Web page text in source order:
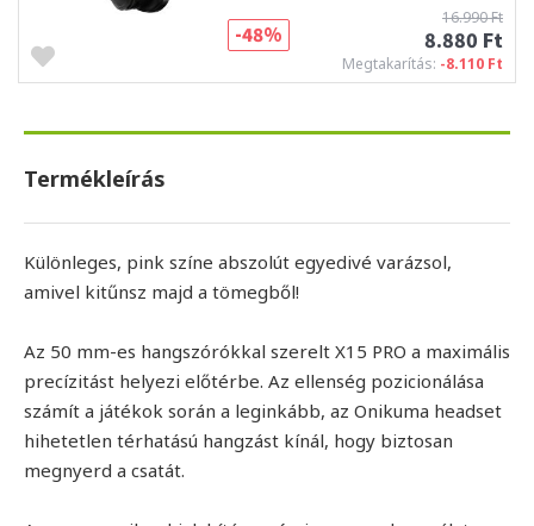
16.990 Ft
8.880 Ft
Megtakarítás: -8.110 Ft
-48%
Termékleírás
Különleges, pink színe abszolút egyedivé varázsol,
amivel kitűnsz majd a tömegből!
Az 50 mm-es hangszórókkal szerelt X15 PRO a maximális
precízitást helyezi előtérbe. Az ellenség pozicionálása
számít a játékok során a leginkább, az Onikuma headset
hihetetlen térhatású hangzást kínál, hogy biztosan
megnyerd a csatát.